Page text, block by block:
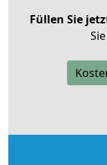
Füllen Sie